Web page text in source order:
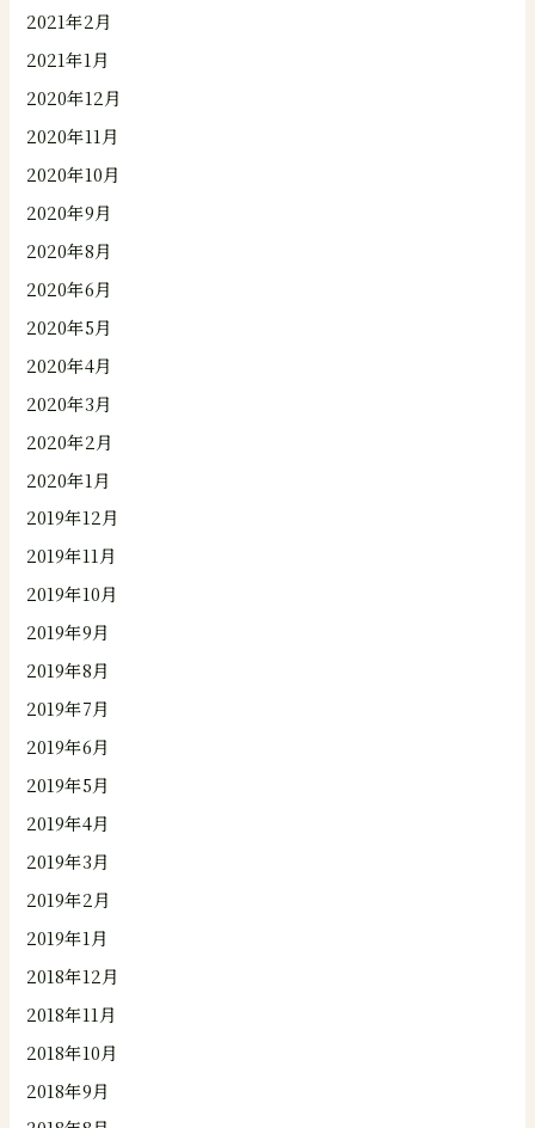
2021年2月
2021年1月
2020年12月
2020年11月
2020年10月
2020年9月
2020年8月
2020年6月
2020年5月
2020年4月
2020年3月
2020年2月
2020年1月
2019年12月
2019年11月
2019年10月
2019年9月
2019年8月
2019年7月
2019年6月
2019年5月
2019年4月
2019年3月
2019年2月
2019年1月
2018年12月
2018年11月
2018年10月
2018年9月